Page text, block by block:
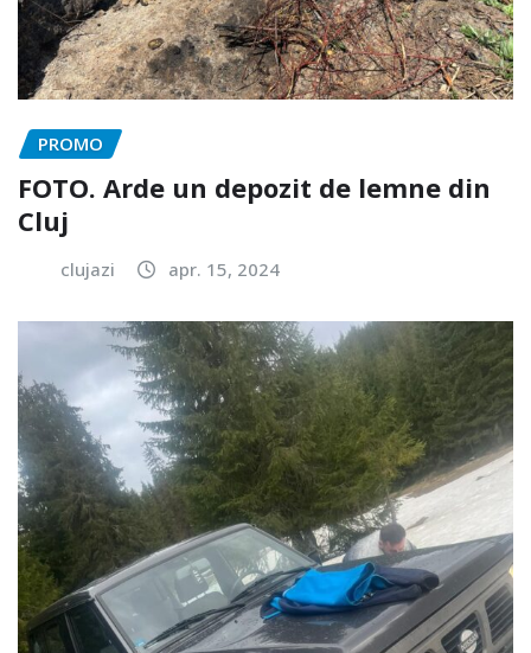
PROMO
FOTO. Arde un depozit de lemne din
Cluj
clujazi apr. 15, 2024